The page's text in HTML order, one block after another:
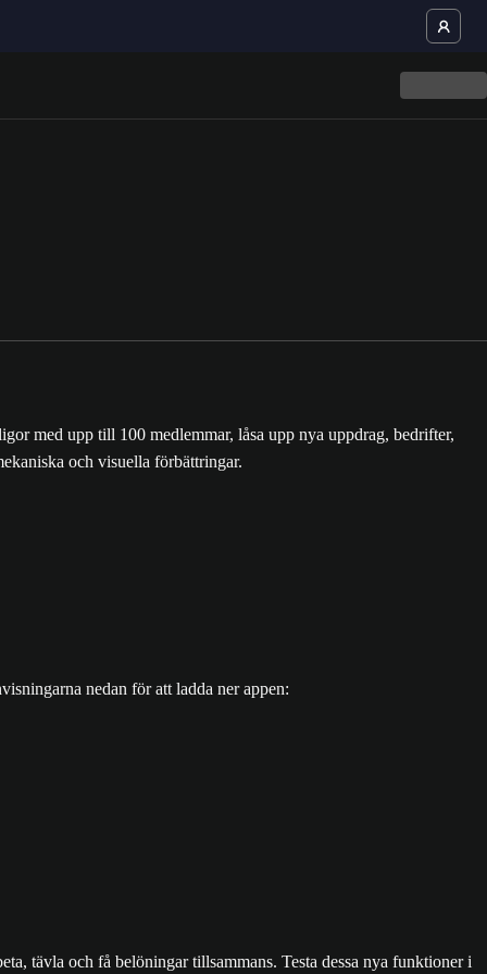
med upp till 100 medlemmar, låsa upp nya uppdrag, bedrifter,
och visuella förbättringar.
nedan för att ladda ner appen:
tävla och få belöningar tillsammans. Testa dessa nya funktioner i